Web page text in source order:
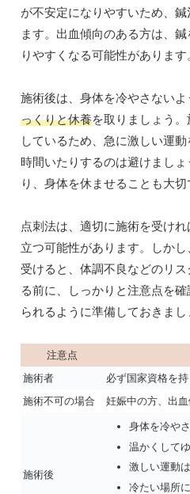
が不安定になりやすいため、
ます。出血傾向のある方は、
りやすくなる可能性があります
施術後は、身体を冷やさないよ
っくりと休養を取りましょう
しているため、急に激しい運
時間いたりするのは避けまし
り、身体を休ませることも大切
点刺法は、適切に施術を受け
立つ可能性があります。しか
受けると、体調不良などのリ
る前に、しっかりと注意点を
られるように準備しておきまし
注意点
施術者
必ず国家資格を
施術不可の場合
妊娠中の方、出
施術後
身体を冷や
温かくして
激しい運動
冷たい場所